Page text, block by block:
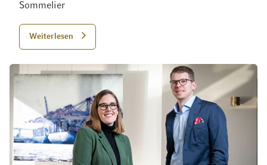
Sommelier
Weiterlesen